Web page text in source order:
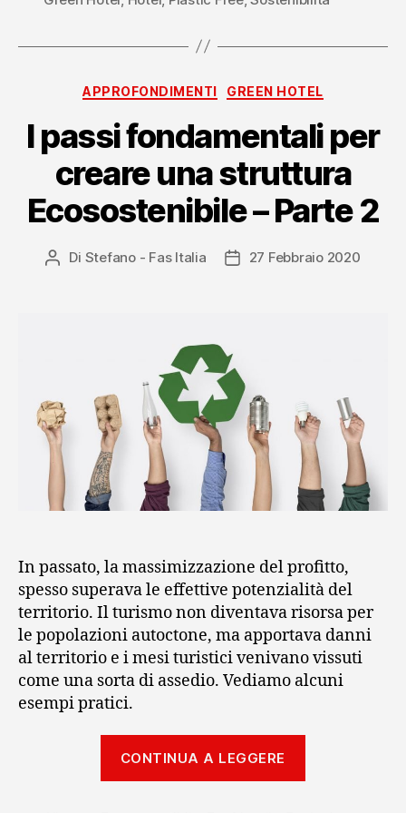
sostenibile
Categorie
APPROFONDIMENTI GREEN HOTEL
I passi fondamentali per
creare una struttura
Ecosostenibile – Parte 2
Autore
Di Stefano - Fas Italia
Data27 Febbraio 2020
In passato, la massimizzazione del profitto,
spesso superava le effettive potenzialità del
territorio. Il turismo non diventava risorsa per
le popolazioni autoctone, ma apportava danni
al territorio e i mesi turistici venivano vissuti
come una sorta di assedio. Vediamo alcuni
esempi pratici.
CONTINUA A LEGGERE